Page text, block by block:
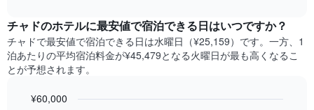
月
ご
と
の
客
の
チャド​の​ホテル​に最安値で宿泊できる日はいつですか？
チャド​で最安値で宿泊できる日は水曜日​（¥25,159）です。一方、1
泊あたりの平均宿泊料金が¥45,479となる火曜日​が最も高くなるこ
とが予想されます。
¥60,000